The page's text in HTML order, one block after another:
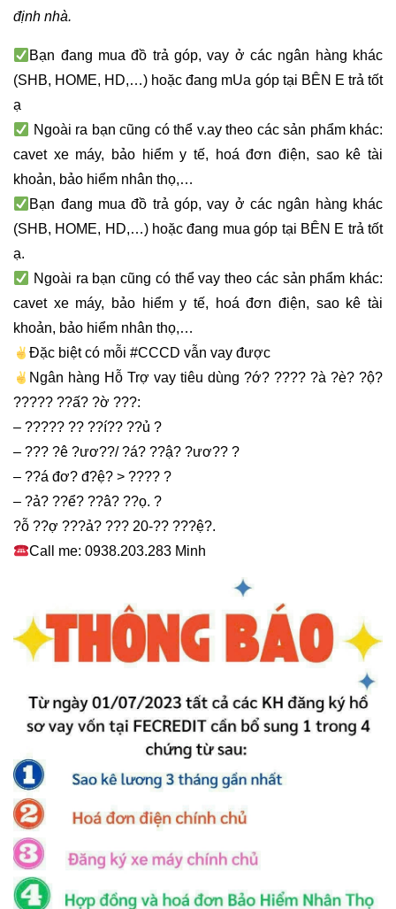
định nhà.
Bạn đang mua đồ trả góp, vay ở các ngân hàng khác
(SHB, HOME, HD,…) hoặc đang mUa góp tại BÊN E trả tốt
ạ
Ngoài ra bạn cũng có thể v.ay theo các sản phẩm khác:
cavet xe máy, bảo hiểm y tế, hoá đơn điện, sao kê tài
khoản, bảo hiểm nhân thọ,…
Bạn đang mua đồ trả góp, vay ở các ngân hàng khác
(SHB, HOME, HD,…) hoặc đang mua góp tại BÊN E trả tốt
ạ.
Ngoài ra bạn cũng có thể vay theo các sản phẩm khác:
cavet xe máy, bảo hiểm y tế, hoá đơn điện, sao kê tài
khoản, bảo hiểm nhân thọ,…
Đặc biệt có mỗi #CCCD vẫn vay được
Ngân hàng Hỗ Trợ vay tiêu dùng ?ớ? ???? ?à ?è? ?ộ?
????? ??ấ? ?ờ ???:
– ????? ?? ??í?? ??ủ ?
– ??? ?ê ?ươ??/ ?á? ??ậ? ?ươ?? ?
– ??á đơ? đ?ệ? > ???? ?
– ?ả? ??ể? ??â? ??ọ. ?
?ỗ ??ợ ???ả? ??? 20-?? ???ệ?.
Call me: 0938.203.283 Minh